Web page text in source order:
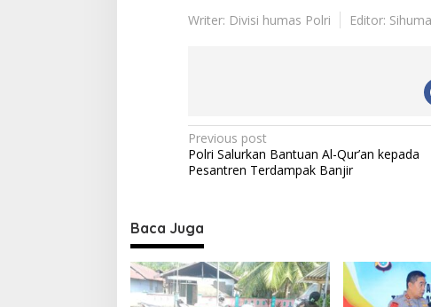
Writer: Divisi humas Polri Editor:
P
o
n
a
v
Previous post
Polri Salurkan Bantuan Al-Qur’an kepada
Pesantren Terdampak Banjir
Baca Juga